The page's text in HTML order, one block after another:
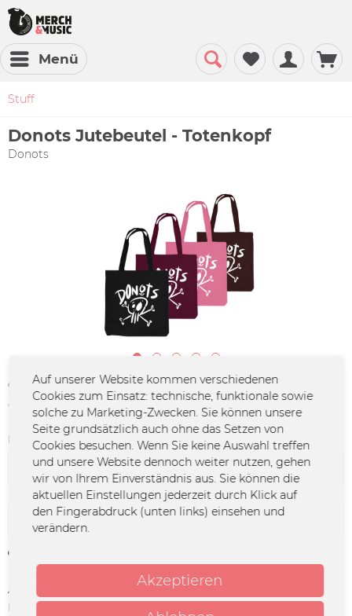
Menü
Stuff
Donots Jutebeutel - Totenkopf
Donots
9,99 € *
*inkl. MwSt. zzgl. Versandkosten
Farbe:
In den Warenkorb
Artikel-Nr.:
DO-0854.1
Herstellerinfo:
Auf unserer Website kommen verschiedenen
Cookies zum Einsatz: technische, funktionale sowie
solche zu Marketing-Zwecken. Sie können unsere
Seite grundsätzlich auch ohne das Setzen von
Cookies besuchen. Wenn Sie keine Auswahl treffen
und unsere Website dennoch weiter nutzen, gehen
wir von Ihrem Einverständnis aus. Sie können die
aktuellen Einstellungen jederzeit durch Klick auf
den Fingerabdruck (unten links) einsehen und
verändern.
Akzeptieren